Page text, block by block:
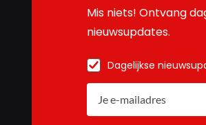
Mis niets! Ontvang
nieuwsupdates.
Dagelijkse